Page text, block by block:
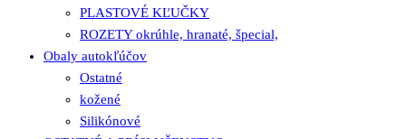
PLASTOVÉ KĽUČKY
ROZETY okrúhle, hranaté, špecial,
Obaly autokľúčov
Ostatné
kožené
Silikónové